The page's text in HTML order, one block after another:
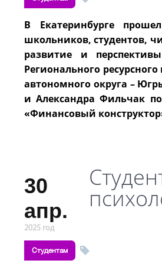
В Екатеринбурге
школьников, студентов,
развитие и
Регионального
автономного округа –
и Александра Фильчак
«Финансовый
30
апр.
2025 год
Студентам